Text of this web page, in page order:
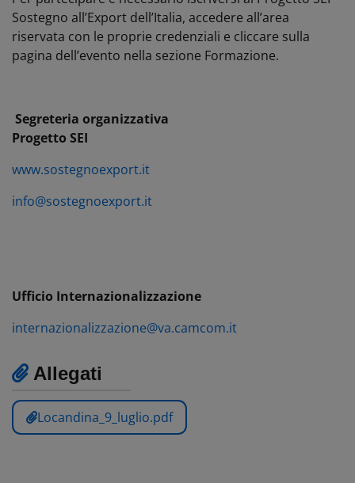
Sostegno all’Export dell’Italia, accedere all’area
riservata con le proprie credenziali e cliccare sulla
pagina dell’evento nella sezione Formazione.
Segreteria organizzativa
Progetto SEI
www.sostegnoexport.it
info@sostegnoexport.it
Ufficio Internazionalizzazione
internazionalizzazione@va.camcom.it
Allegati
Locandina_9_luglio.pdf